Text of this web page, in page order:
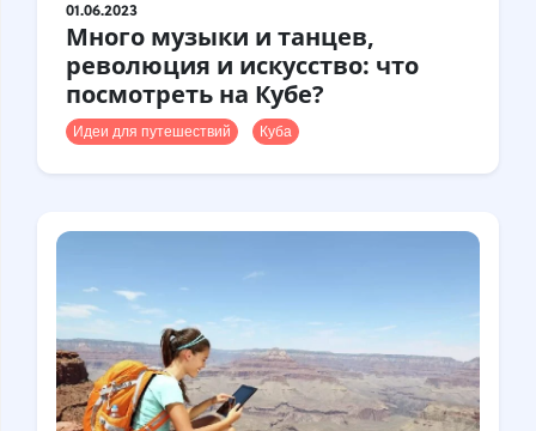
01.06.2023
Много музыки и танцев,
революция и искусство: что
посмотреть на Кубе?
Идеи для путешествий Куба